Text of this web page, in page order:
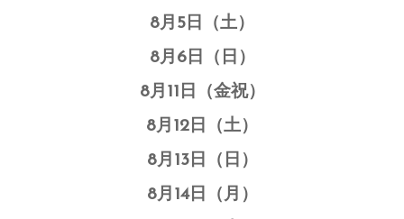
8月5日（土）
8月6日（日）
8月11日（金祝）
8月12日（土）
8月13日（日）
8月14日（月）